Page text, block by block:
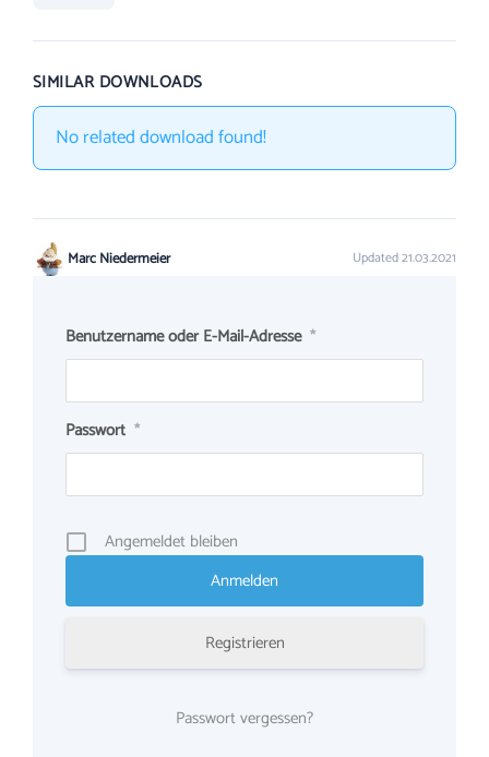
SIMILAR DOWNLOADS
No related download found!
Marc Niedermeier Updated 21.03.2021
Benutzername oder E-Mail-Adresse *
Passwort *
Angemeldet bleiben
Registrieren
Passwort vergessen?